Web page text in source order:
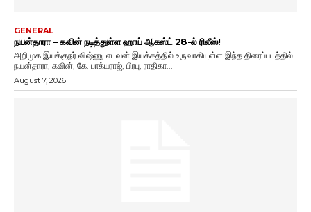
GENERAL
நயன்தாரா – கவின் நடித்துள்ள ஹாய் ஆகஸ்ட் 28-ல் ரிலீஸ்!
அறிமுக இயக்குநர் விஷ்ணு எடவன் இயக்கத்தில் உருவாகியுள்ள இந்த திரைப்படத்தில்
நயன்தாரா, கவின், கே. பாக்யராஜ், பிரபு, ராதிகா...
August 7, 2026